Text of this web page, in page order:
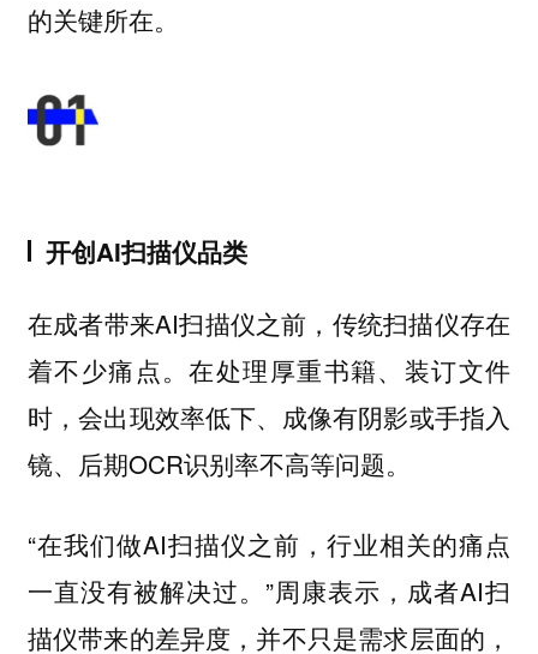
的关键所在。
开创AI扫描仪品类
在成者带来AI扫描仪之前，传统扫描仪存在
着不少痛点。在处理厚重书籍、装订文件
时，会出现效率低下、成像有阴影或手指入
镜、后期OCR识别率不高等问题。
“在我们做AI扫描仪之前，行业相关的痛点
一直没有被解决过。”周康表示，成者AI扫
描仪带来的差异度，并不只是需求层面的，